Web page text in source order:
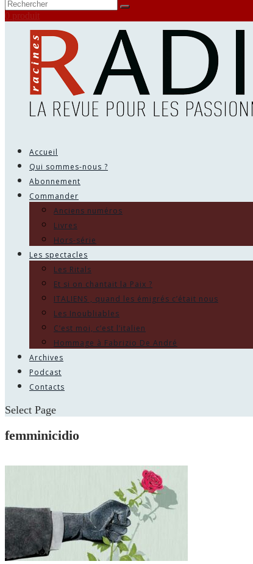
0 produit
Accueil
Qui sommes-nous ?
Abonnement
Commander
Anciens numéros
Livres
Hors-série
Les spectacles
Les Ritals
Et si on chantait la Paix ?
ITALIENS , quand les émigrés c’était nous
Les Inoubliables
C’est moi, c’est l’italien
Hommage à Fabrizio De André
Archives
Podcast
Contacts
Select Page
femminicidio